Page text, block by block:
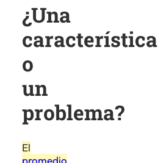
¿Una
característica
o
un
problema?
El